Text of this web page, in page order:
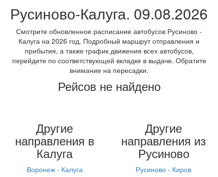
Русиново-Калуга. 09.08.2026
Смотрите обновленное расписание автобусов Русиново -
Калуга на 2026 год. Подробный маршрут отправления и
прибытия, а также график движения всех автобусов,
перейдите по соответствующей вкладке в выдаче. Обратите
внимание на пересадки.
Рейсов не найдено
Другие
направления в
Калуга
Воронеж - Калуга
Другие
направления из
Русиново
Русиново - Киров